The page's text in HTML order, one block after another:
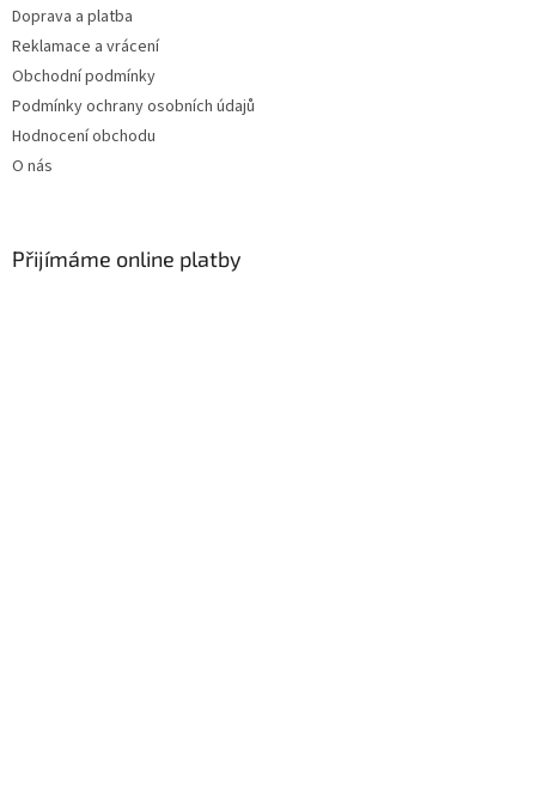
Doprava a platba
Reklamace a vrácení
Obchodní podmínky
Podmínky ochrany osobních údajů
Hodnocení obchodu
O nás
Přijímáme online platby